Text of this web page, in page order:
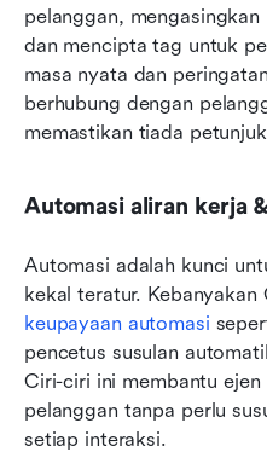
pelanggan,
dan mencipta tag untuk
masa nyata dan
berhubung dengan
memastikan tiada
Automasi aliran kerja
Automasi adalah kunci
keupayaan automasi
pencetus susulan
Ciri-ciri ini membantu
pelanggan tanpa perlu
setiap interaksi.